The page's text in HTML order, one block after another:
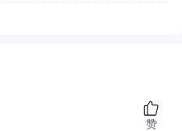
赞